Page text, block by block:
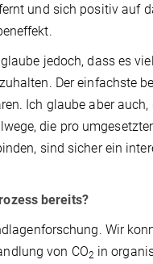
und sich positiv auf
jedoch, dass es
Der einfachste
Ich glaube aber
die pro
sind sicher ein
bereits?
Wir
von CO2 in